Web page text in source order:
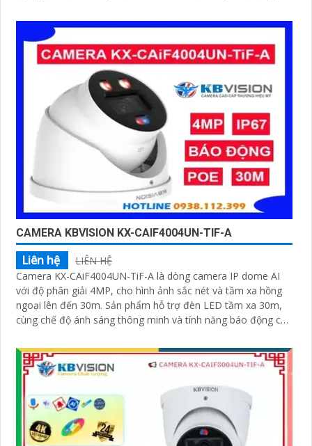
biệt người/xe (SMD Plus) bảo vệ an ninh hiệu quả
CAMERA KBVISION KX-CAIF4004UN-TIF-A
Liên hệ
LIÊN HỆ
Camera KX-CAiF4004UN-TiF-A là dòng camera IP dome AI
với độ phân giải 4MP, cho hình ảnh sắc nét và tầm xa hồng
ngoại lên đến 30m. Sản phẩm hỗ trợ đèn LED tầm xa 30m,
cùng chế độ ánh sáng thông minh và tính năng báo động chủ